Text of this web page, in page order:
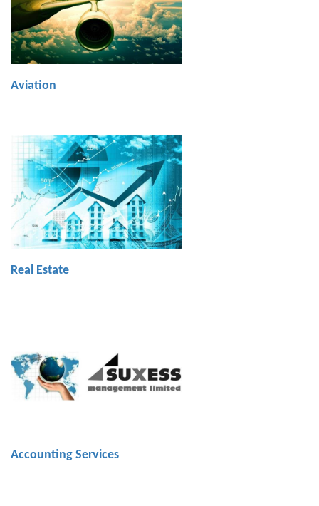
Aviation
Real Estate
Accounting Services